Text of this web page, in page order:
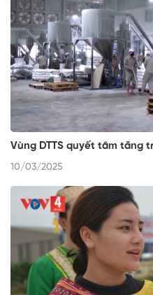
Vùng DTTS quyết tâm tăng
10/03/2025